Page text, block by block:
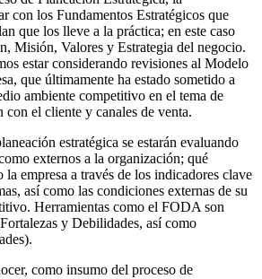
con los Fundamentos Estratégicos que
que los lleve a la práctica; en este caso
Misión, Valores y Estrategia del negocio.
estar considerando revisiones al Modelo
que últimamente ha estado sometido a
ambiente competitivo en el tema de
con el cliente y canales de venta.
estratégica se estarán evaluando
externos a la organización; qué
la empresa a través de los indicadores clave
así como las condiciones externas de su
Herramientas como el FODA son
y Debilidades, así como
como insumo del proceso de